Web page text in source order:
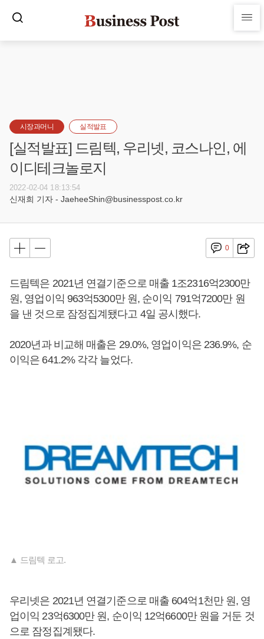
시장과머니 실적발표
[실적발표] 드림텍, 우리넷, 코스나인, 에
이디테크놀로지
2022-02-04 18:13:54
신재희 기자 - JaeheeShin@businesspost.co.kr
0
드림텍은 2021년 연결기준으로 매출 1조2316억2300만
원, 영업이익 963억5300만 원, 순이익 791억7200만 원
을 낸 것으로 잠정집계됐다고 4일 공시했다.
2020년과 비교해 매출은 29.0%, 영업이익은 236.9%, 순
이익은 641.2% 각각 늘었다.
▲ 드림텍 로고.
우리넷은 2021년 연결기준으로 매출 604억1천만 원, 영
업이익 23억6300만 원, 순이익 12억6600만 원을 거둔 것
으로 잠정집계됐다.